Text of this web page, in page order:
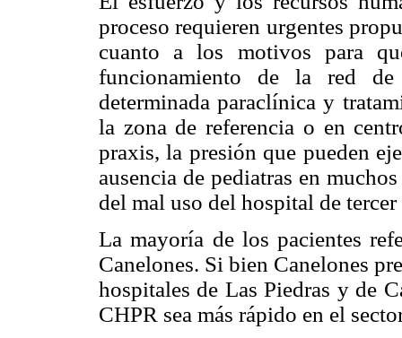
proceso requieren urgentes
cuanto a los motivos para
funcionamiento de la red
determinada paraclínica y
la zona de referencia o en
praxis, la presión que pueden
ausencia de pediatras en
del mal uso del hospital de
La mayoría de los pacientes
Canelones. Si bien Canelones
hospitales de Las Piedras y de
CHPR sea más rápido en el